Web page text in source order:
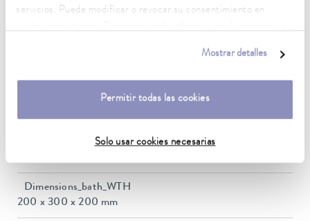
servicios. Puede modificar o revocar su consentimiento en
Mostrar detalles
Permitir todas las cookies
Solo usar cookies necesarias
Estabilidad de temperatura
Consumo eléctrico máx.
Consumo de corriente
Dimensions_bath_WTH
200 x 300 x 200 mm